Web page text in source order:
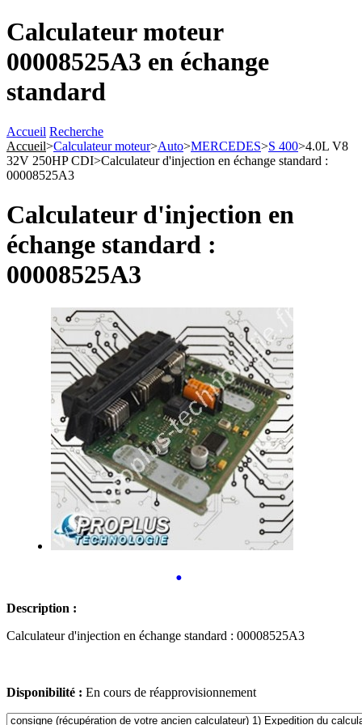
Calculateur moteur
00008525A3 en échange
standard
Accueil Recherche
Accueil>Calculateur moteur>Auto>MERCEDES>S 400>4.0L V8
32V 250HP CDI>Calculateur d'injection en échange standard :
00008525A3
Calculateur d'injection en
échange standard :
00008525A3
•
Description :
Calculateur d'injection en échange standard : 00008525A3
Disponibilité : En cours de réapprovisionnement